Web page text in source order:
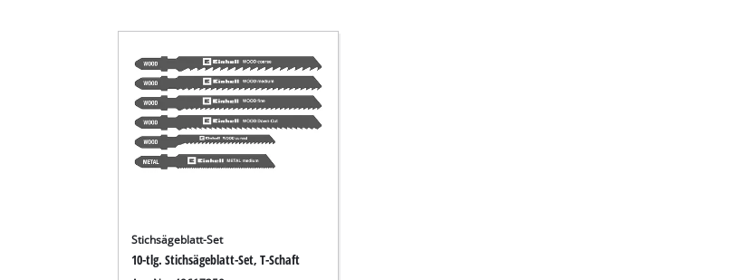
Stichsägeblatt-Set
10-tlg. Stichsägeblatt-Set, T-Schaft